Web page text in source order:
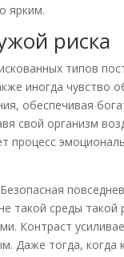
ярким.
риска
типов
иногда чувство
обеспечивая
свой организм
процесс
такой среды такой
Контраст
Даже тогда, когда